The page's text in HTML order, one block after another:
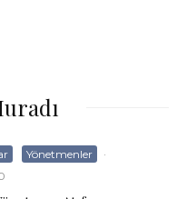
Yönetmenler
·